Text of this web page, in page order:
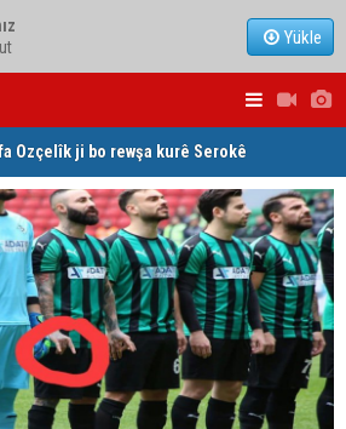
Yükle
Ozçelîk ji bo rewşa kurê Serokê
li gel wî axivî